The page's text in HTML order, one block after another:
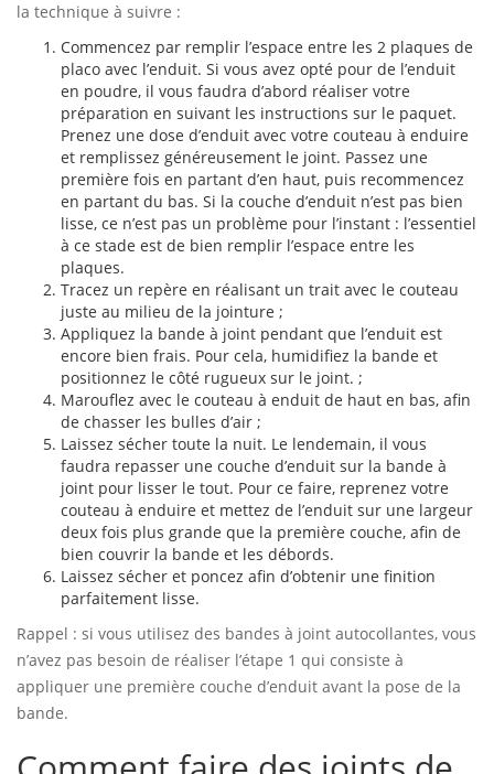
la technique à suivre :
Commencez par remplir l’espace entre les 2 plaques de
placo avec l’enduit. Si vous avez opté pour de l’enduit
en poudre, il vous faudra d’abord réaliser votre
préparation en suivant les instructions sur le paquet.
Prenez une dose d’enduit avec votre couteau à enduire
et remplissez généreusement le joint. Passez une
première fois en partant d’en haut, puis recommencez
en partant du bas. Si la couche d’enduit n’est pas bien
lisse, ce n’est pas un problème pour l’instant : l’essentiel
à ce stade est de bien remplir l’espace entre les
plaques.
Tracez un repère en réalisant un trait avec le couteau
juste au milieu de la jointure ;
Appliquez la bande à joint pendant que l’enduit est
encore bien frais. Pour cela, humidifiez la bande et
positionnez le côté rugueux sur le joint. ;
Marouflez avec le couteau à enduit de haut en bas, afin
de chasser les bulles d’air ;
Laissez sécher toute la nuit. Le lendemain, il vous
faudra repasser une couche d’enduit sur la bande à
joint pour lisser le tout. Pour ce faire, reprenez votre
couteau à enduire et mettez de l’enduit sur une largeur
deux fois plus grande que la première couche, afin de
bien couvrir la bande et les débords.
Laissez sécher et poncez afin d’obtenir une finition
parfaitement lisse.
Rappel : si vous utilisez des bandes à joint autocollantes, vous
n’avez pas besoin de réaliser l’étape 1 qui consiste à
appliquer une première couche d’enduit avant la pose de la
bande.